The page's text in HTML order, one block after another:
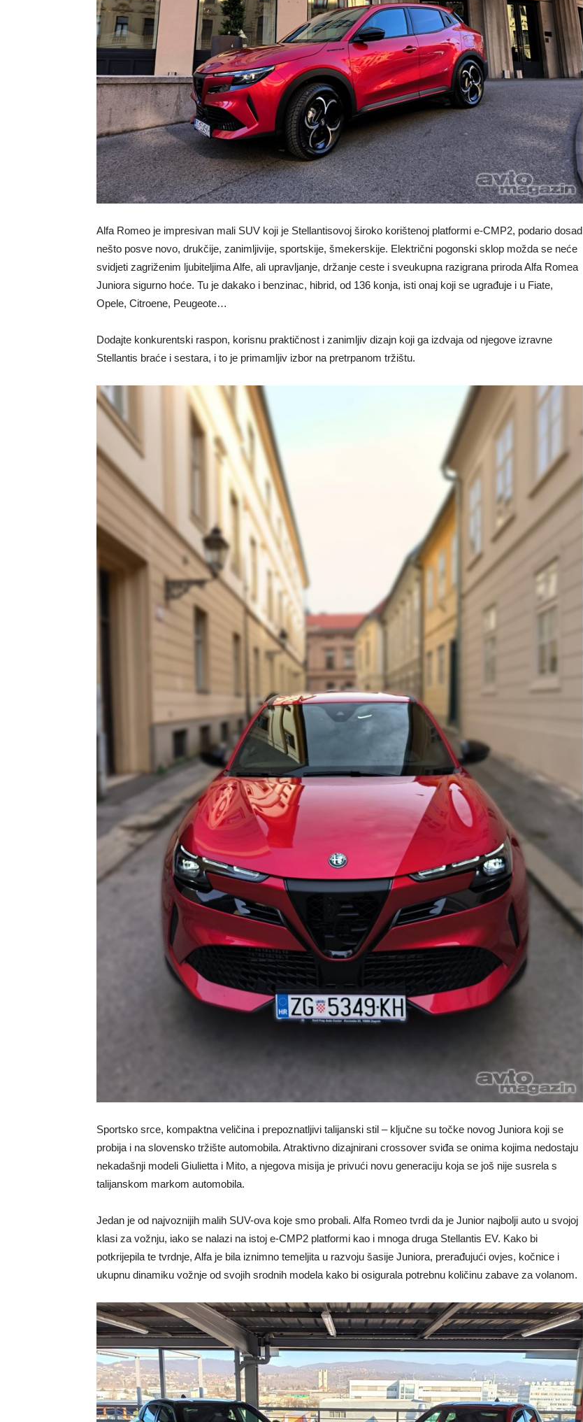
Alfa Romeo je impresivan mali SUV koji je Stellantisovoj široko korištenoj platformi e-CMP2, podario dosad
nešto posve novo, drukčije, zanimljivije, sportskije, šmekerskije. Električni pogonski sklop možda se neće
svidjeti zagriženim ljubiteljima Alfe, ali upravljanje, držanje ceste i sveukupna razigrana priroda Alfa Romea
Juniora sigurno hoće. Tu je dakako i benzinac, hibrid, od 136 konja, isti onaj koji se ugrađuje i u Fiate,
Opele, Citroene, Peugeote…
Dodajte konkurentski raspon, korisnu praktičnost i zanimljiv dizajn koji ga izdvaja od njegove izravne
Stellantis braće i sestara, i to je primamljiv izbor na pretrpanom tržištu.
Sportsko srce, kompaktna veličina i prepoznatljivi talijanski stil – ključne su točke novog Juniora koji se
probija i na slovensko tržište automobila. Atraktivno dizajnirani crossover sviđa se onima kojima nedostaju
nekadašnji modeli Giulietta i Mito, a njegova misija je privući novu generaciju koja se još nije susrela s
talijanskom markom automobila.
Jedan je od najvoznijih malih SUV-ova koje smo probali. Alfa Romeo tvrdi da je Junior najbolji auto u svojoj
klasi za vožnju, iako se nalazi na istoj e-CMP2 platformi kao i mnoga druga Stellantis EV. Kako bi
potkrijepila te tvrdnje, Alfa je bila iznimno temeljita u razvoju šasije Juniora, prerađujući ovjes, kočnice i
ukupnu dinamiku vožnje od svojih srodnih modela kako bi osigurala potrebnu količinu zabave za volanom.